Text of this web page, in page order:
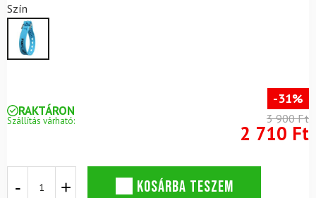
4.88
5-ből,
értékelés
alapján
Szín
RAKTÁRON
Szállítás várható:
-31%
3 900 Ft
2 710 Ft
PLUS
KOSÁRBA TESZEM